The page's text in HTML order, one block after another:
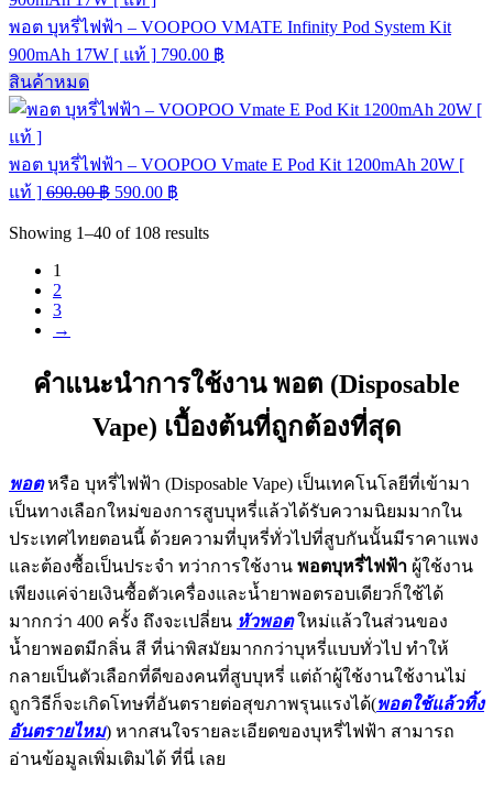
พอต บุหรี่ไฟฟ้า – VOOPOO VMATE Infinity Pod System Kit
900mAh 17W [ แท้ ] 790.00 ฿
สินค้าหมด
พอต บุหรี่ไฟฟ้า – VOOPOO Vmate E Pod Kit 1200mAh 20W [
แท้ ] 690.00฿ 590.00 ฿
Showing 1–40 of 108 results
1
2
3
→
คำแนะนำการใช้งาน พอต (Disposable
Vape) เบื้องต้นที่ถูกต้องที่สุด
พอตหรือ บุหรี่ไฟฟ้า (Disposable Vape) เป็นเทคโนโลยีที่เข้ามา
เป็นทางเลือกใหม่ของการสูบบุหรี่แล้วได้รับความนิยมมากใน
ประเทศไทยตอนนี้ ด้วยความที่บุหรี่ทั่วไปที่สูบกันนั้นมีราคาแพง
และต้องซื้อเป็นประจำ ทว่าการใช้งาน พอตบุหรี่ไฟฟ้า ผู้ใช้งาน
เพียงแค่จ่ายเงินซื้อตัวเครื่องและน้ำยาพอตรอบเดียวก็ใช้ได้
มากกว่า 400 ครั้ง ถึงจะเปลี่ยน หัวพอตใหม่แล้วในส่วนของ
น้ำยาพอตมีกลิ่น สี ที่น่าพิสมัยมากกว่าบุหรี่แบบทั่วไป ทำให้
กลายเป็นตัวเลือกที่ดีของคนที่สูบบุหรี่ แต่ถ้าผู้ใช้งานใช้งานไม่
ถูกวิธีก็จะเกิดโทษที่อันตรายต่อสุขภาพรุนแรงได้(พอตใช้แล้วทิ้ง
อันตรายไหม) หากสนใจรายละเอียดของบุหรี่ไฟฟ้า สามารถ
อ่านข้อมูลเพิ่มเติมได้ ที่นี่ เลย